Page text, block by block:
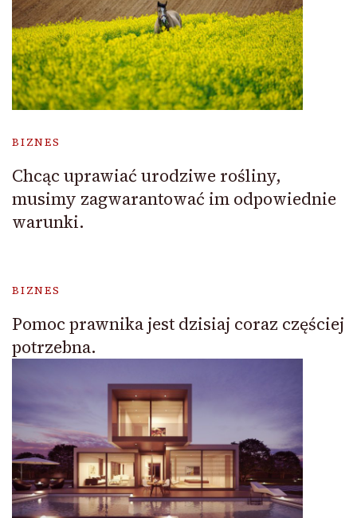
BIZNES
Chcąc uprawiać urodziwe rośliny,
musimy zagwarantować im odpowiednie
warunki.
BIZNES
Pomoc prawnika jest dzisiaj coraz częściej
potrzebna.